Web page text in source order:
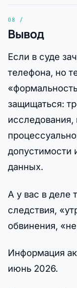
Вывод
Если в суде
телефона, но
защищаться:
допустимости
данных.
А у вас в деле
следствия,
обвинения,
Информация
июнь 2026.